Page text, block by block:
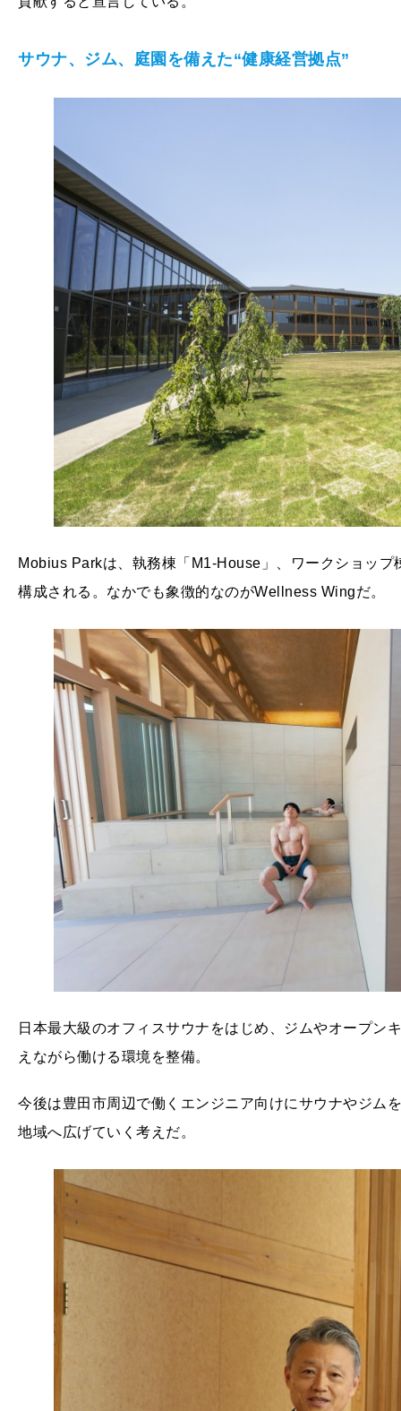
サウナ、ジム、庭園を備えた“健康経営拠点”
Mobius Parkは、執務棟「M1-House」、ワークショッ
構成される。なかでも象徴的なのがWellness Wingだ。
日本最大級のオフィスサウナをはじめ、ジムやオープン
えながら働ける環境を整備。
今後は豊田市周辺で働くエンジニア向けにサウナやジム
地域へ広げていく考えだ。